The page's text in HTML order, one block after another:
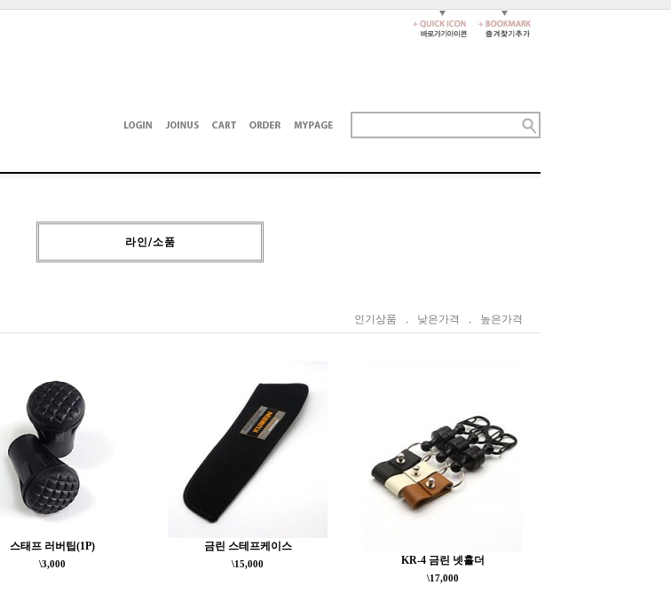
라인/소품
인기상품 . 낮은가격 . 높은가격
스태프 러버팁(1P)
\3,000
금린 스테프케이스
\15,000 KR-4 금린 넷홀더
\17,000